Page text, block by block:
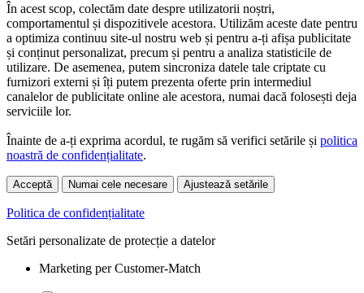
În acest scop, colectăm date despre utilizatorii noștri,
comportamentul și dispozitivele acestora. Utilizăm aceste date pentru
a optimiza continuu site-ul nostru web și pentru a-ți afișa publicitate
și conținut personalizat, precum și pentru a analiza statisticile de
utilizare. De asemenea, putem sincroniza datele tale criptate cu
furnizori externi și îți putem prezenta oferte prin intermediul
canalelor de publicitate online ale acestora, numai dacă folosești deja
serviciile lor.
Înainte de a-ți exprima acordul, te rugăm să verifici setările și politica
noastră de confidențialitate.
Acceptă Numai cele necesare Ajustează setările
Politica de confidențialitate
Setări personalizate de protecție a datelor
Marketing per Customer-Match